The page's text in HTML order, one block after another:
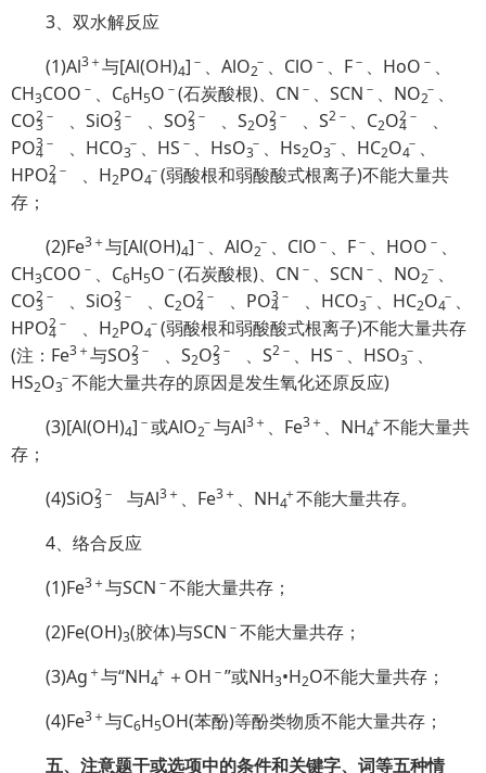
3、双水解反应
(1)Al3＋与[Al(OH)4] － 、AlO2 、ClO － 、F－ 、HoO － 、
CH3COO － 、C6H5O －(石炭酸根)、CN － 、SCN － 、NO2
、
CO3
2－ 、SiO3
2－ 、SO3
2－ 、S2O3
2－ 、S2－ 、C2O4
2－
、
PO4
3－ 、HCO3 、HS － 、HsO3 、Hs2O3 、HC2O4
、
HPO4
2－ 、H2PO4
(弱酸根和弱酸酸式根离子)不能大量共
存；
(2)Fe3＋与[Al(OH)4] － 、AlO2 、ClO － 、F－ 、HOO － 、
CH3COO － 、C6H5O －(石炭酸根)、CN － 、SCN － 、NO2
、
CO3
2－ 、SiO3
2－ 、C2O4
2－ 、PO4
3－ 、HCO3 、HC2O4
、
HPO4
2－ 、H2PO4
(弱酸根和弱酸酸式根离子)不能大量共存
(注：Fe3＋与SO3
2－ 、S2O3
2－ 、S2－ 、HS － 、HSO3
、
HS2O3
不能大量共存的原因是发生氧化还原反应)
(3)[Al(OH)4] －或AlO2 与Al3＋ 、Fe3＋ 、 NH4
不能大量共
存；
(4)SiO3
2－ 与Al3＋ 、Fe3＋ 、 NH4
不能大量共存。
4、络合反应
(1)Fe3＋与SCN －不能大量共存；
(2)Fe(OH)3(胶体)与SCN －不能大量共存；
(3)Ag ＋与“NH4 ＋OH －”或NH3•H2O不能大量共存；
(4)Fe3＋与C6H5OH(苯酚)等酚类物质不能大量共存；
五、注意题干或选项中的条件和关键字、词等五种情